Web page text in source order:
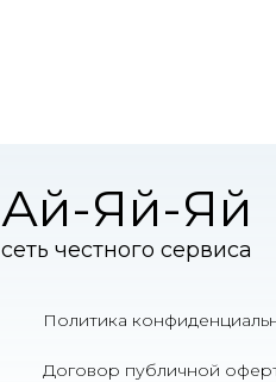
Ай-Яй-Яй
сеть честного сервиса
Политика
Договор публичной